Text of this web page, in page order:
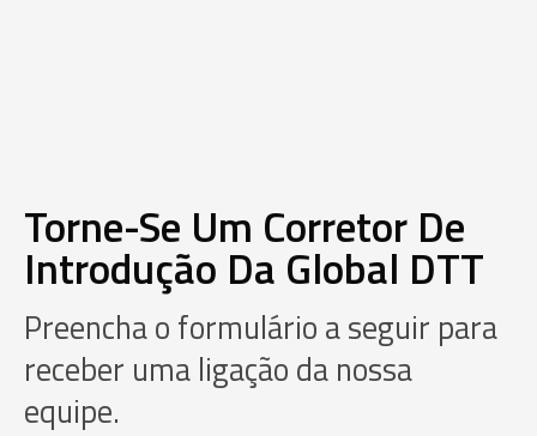
Torne-Se Um Corretor De
Introdução Da Global DTT
Preencha o formulário a seguir para
receber uma ligação da nossa
equipe.